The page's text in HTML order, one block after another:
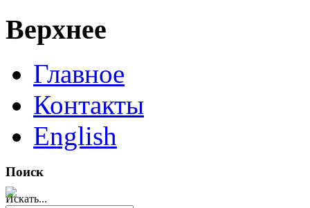
Верхнее
Главное
Контакты
English
Поиск
Искать...